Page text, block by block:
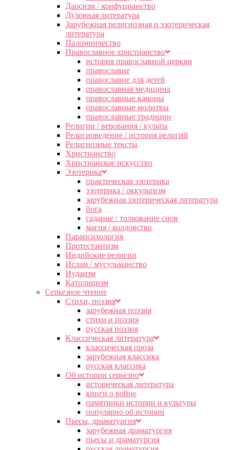
Даосизм / конфуцианство
Духовная литература
Зарубежная религиозная и эзотерическая
литература
Паломничество
Православное христианство
история православной церкви
православие
православие для детей
православная медицина
православные каноны
православные молитвы
православные традиции
Религии / верования / культы
Религиоведение / история религий
Религиозные тексты
Христианство
Христианское искусство
Эзотерика
практическая эзотерика
эзотерика / оккультизм
зарубежная эзотерическая литература
йога
гадание / толкование снов
магия / колдовство
Парапсихология
Протестантизм
Индийские религии
Ислам / мусульманство
Иудаизм
Католицизм
Серьезное чтение
Cтихи, поэзия
зарубежная поэзия
стихи и поэзия
русская поэзия
Классическая литература
классическая проза
зарубежная классика
русская классика
Об истории серьезно
историческая литература
книги о войне
памятники истории и культуры
популярно об истории
Пьесы, драматургия
зарубежная драматургия
пьесы и драматургия